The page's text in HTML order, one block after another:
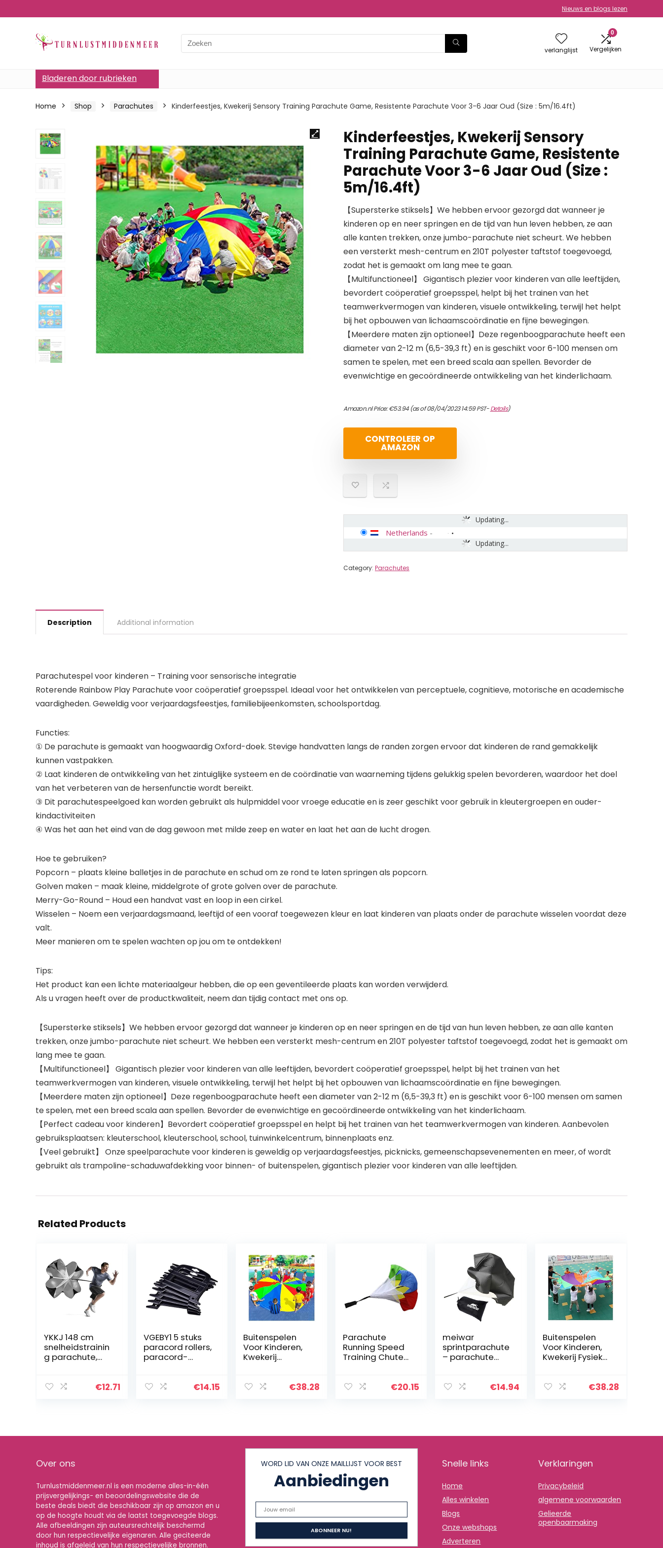
Nieuws en blogs lezen
verlanglijst
0
Vergelijken
Bladeren door rubrieken
Home Shop Parachutes Kinderfeestjes, Kwekerij Sensory Training Parachute Game, Resistente Parachute Voor 3-6 Jaar Oud (Size : 5m/16.4ft)
Kinderfeestjes, Kwekerij Sensory
Training Parachute Game, Resistente
Parachute Voor 3-6 Jaar Oud (Size :
5m/16.4ft)
【Supersterke stiksels】We hebben ervoor gezorgd dat wanneer je
kinderen op en neer springen en de tijd van hun leven hebben, ze aan
alle kanten trekken, onze jumbo-parachute niet scheurt. We hebben
een versterkt mesh-centrum en 210T polyester taftstof toegevoegd,
zodat het is gemaakt om lang mee te gaan.
【Multifunctioneel】 Gigantisch plezier voor kinderen van alle leeftijden,
bevordert coöperatief groepsspel, helpt bij het trainen van het
teamwerkvermogen van kinderen, visuele ontwikkeling, terwijl het helpt
bij het opbouwen van lichaamscoördinatie en fijne bewegingen.
【Meerdere maten zijn optioneel】Deze regenboogparachute heeft een
diameter van 2-12 m (6,5-39,3 ft) en is geschikt voor 6-100 mensen om
samen te spelen, met een breed scala aan spellen. Bevorder de
evenwichtige en gecoördineerde ontwikkeling van het kinderlichaam.
Amazon.nl Price:€53.94(as of 08/04/2023 14:59 PST-Details)
CONTROLEER OP
AMAZON
Updating...
Updating...
Netherlands -
Category: Parachutes
Description Additional information
Parachutespel voor kinderen – Training voor sensorische integratie
Roterende Rainbow Play Parachute voor coöperatief groepsspel. Ideaal voor het ontwikkelen van perceptuele, cognitieve, motorische en academische
vaardigheden. Geweldig voor verjaardagsfeestjes, familiebijeenkomsten, schoolsportdag.
Functies:
① De parachute is gemaakt van hoogwaardig Oxford-doek. Stevige handvatten langs de randen zorgen ervoor dat kinderen de rand gemakkelijk
kunnen vastpakken.
② Laat kinderen de ontwikkeling van het zintuiglijke systeem en de coördinatie van waarneming tijdens gelukkig spelen bevorderen, waardoor het doel
van het verbeteren van de hersenfunctie wordt bereikt.
③ Dit parachutespeelgoed kan worden gebruikt als hulpmiddel voor vroege educatie en is zeer geschikt voor gebruik in kleutergroepen en ouder-
kindactiviteiten
④ Was het aan het eind van de dag gewoon met milde zeep en water en laat het aan de lucht drogen.
Hoe te gebruiken?
Popcorn – plaats kleine balletjes in de parachute en schud om ze rond te laten springen als popcorn.
Golven maken – maak kleine, middelgrote of grote golven over de parachute.
Merry-Go-Round – Houd een handvat vast en loop in een cirkel.
Wisselen – Noem een ​​verjaardagsmaand, leeftijd of een vooraf toegewezen kleur en laat kinderen van plaats onder de parachute wisselen voordat deze
valt.
Meer manieren om te spelen wachten op jou om te ontdekken!
Tips:
Het product kan een lichte materiaalgeur hebben, die op een geventileerde plaats kan worden verwijderd.
Als u vragen heeft over de productkwaliteit, neem dan tijdig contact met ons op.
【Supersterke stiksels】We hebben ervoor gezorgd dat wanneer je kinderen op en neer springen en de tijd van hun leven hebben, ze aan alle kanten
trekken, onze jumbo-parachute niet scheurt. We hebben een versterkt mesh-centrum en 210T polyester taftstof toegevoegd, zodat het is gemaakt om
lang mee te gaan.
【Multifunctioneel】 Gigantisch plezier voor kinderen van alle leeftijden, bevordert coöperatief groepsspel, helpt bij het trainen van het
teamwerkvermogen van kinderen, visuele ontwikkeling, terwijl het helpt bij het opbouwen van lichaamscoördinatie en fijne bewegingen.
【Meerdere maten zijn optioneel】Deze regenboogparachute heeft een diameter van 2-12 m (6,5-39,3 ft) en is geschikt voor 6-100 mensen om samen
te spelen, met een breed scala aan spellen. Bevorder de evenwichtige en gecoördineerde ontwikkeling van het kinderlichaam.
【Perfect cadeau voor kinderen】Bevordert coöperatief groepsspel en helpt bij het trainen van het teamwerkvermogen van kinderen. Aanbevolen
gebruiksplaatsen: kleuterschool, kleuterschool, school, tuinwinkelcentrum, binnenplaats enz.
【Veel gebruikt】 Onze speelparachute voor kinderen is geweldig op verjaardagsfeestjes, picknicks, gemeenschapsevenementen en meer, of wordt
gebruikt als trampoline-schaduwafdekking voor binnen- of buitenspelen, gigantisch plezier voor kinderen van alle leeftijden.
Related Products
YKKJ 148 cm
snelheidstrainin
g parachute,
parachute, sport
€12.71
VGEBY1 5 stuks
paracord rollers,
paracord-
multifunctionele
€14.15
Buitenspelen
Voor Kinderen,
Kwekerij
Zintuiglijk Spel,
€38.28
Parachute
Running Speed
Training Chute
Apparatuur €20.15
meiwar
sprintparachute
– parachute
g I renparachute
€14.94
Buitenspelen
Voor Kinderen,
Kwekerij Fysieke
Speel
€38.28
Over ons
Turnlustmiddenmeer.nl is een moderne alles-in-één
prijsvergelijkings- en beoordelingswebsite die de
beste deals biedt die beschikbaar zijn op amazon en u
op de hoogte houdt via de laatst toegevoegde blogs.
Alle afbeeldingen zijn auteursrechtelijk beschermd
door hun respectievelijke eigenaren. Alle geciteerde
inhoud is afgeleid van hun respectievelijke bronnen.
WORD LID VAN ONZE MAILLIJST VOOR BEST
Aanbiedingen
Snelle links
Home
Alles winkelen
Blogs
Onze webshops
Adverteren
Verklaringen
Privacybeleid
algemene voorwaarden
Gelieerde
openbaarmaking